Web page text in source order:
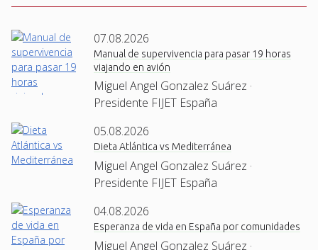
07.08.2026
Manual de supervivencia para pasar 19 horas
viajando en avión
Miguel Angel Gonzalez Suárez ·
Presidente FIJET España
05.08.2026
Dieta Atlántica vs Mediterránea
Miguel Angel Gonzalez Suárez ·
Presidente FIJET España
04.08.2026
Esperanza de vida en España por comunidades
Miguel Angel Gonzalez Suárez ·